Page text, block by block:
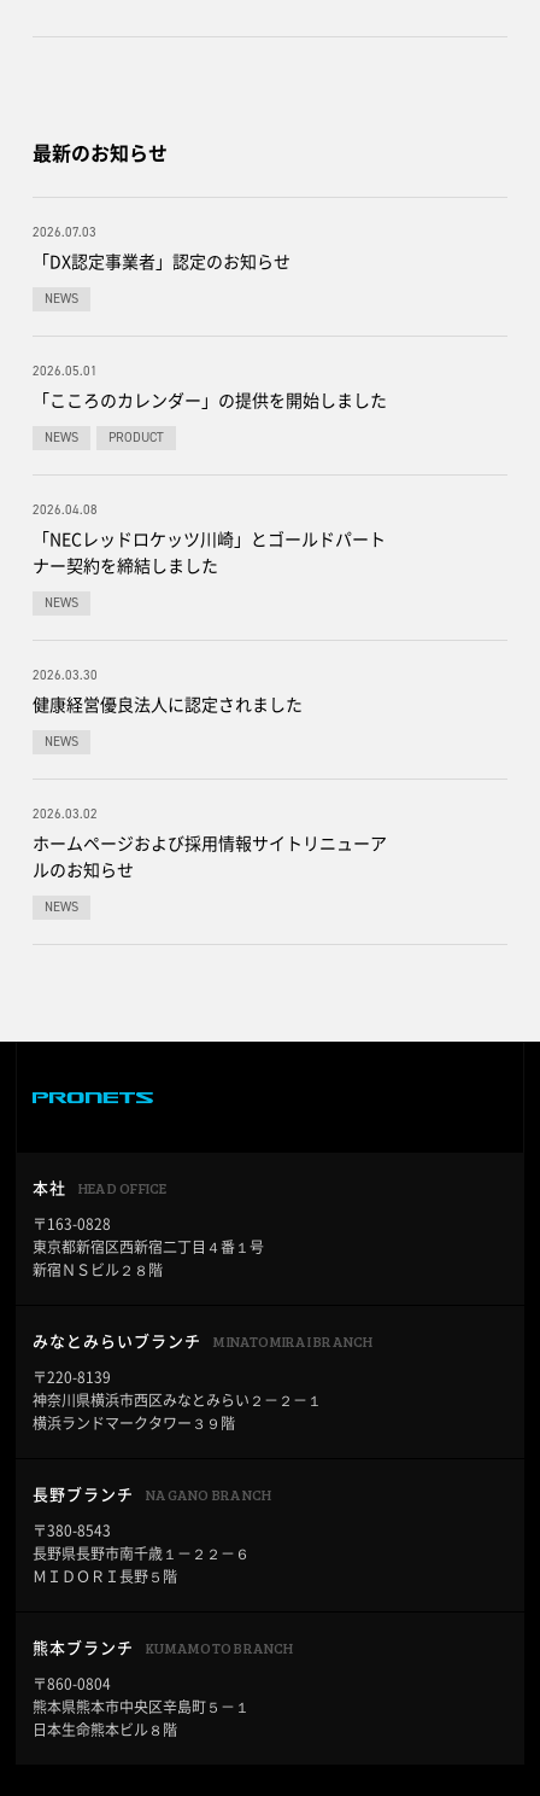
最新のお知らせ
2026.07.03
「DX認定事業者」認定のお知らせ
NEWS
2026.05.01
「こころのカレンダー」の提供を開始しました
NEWS PRODUCT
2026.04.08
「NECレッドロケッツ川崎」とゴールドパート
ナー契約を締結しました
NEWS
2026.03.30
健康経営優良法人に認定されました
NEWS
2026.03.02
ホームページおよび採用情報サイトリニューア
ルのお知らせ
NEWS
本社 HEAD OFFICE
〒163-0828
東京都新宿区西新宿二丁目４番１号
新宿ＮＳビル２８階
みなとみらいブランチ MINATOMIRAI BRANCH
〒220-8139
神奈川県横浜市西区みなとみらい２－２－１
横浜ランドマークタワー３９階
長野ブランチ NAGANO BRANCH
〒380-8543
長野県長野市南千歳１－２２－６
ＭＩＤＯＲＩ長野５階
熊本ブランチ KUMAMOTO BRANCH
〒860-0804
熊本県熊本市中央区辛島町５－１
日本生命熊本ビル８階